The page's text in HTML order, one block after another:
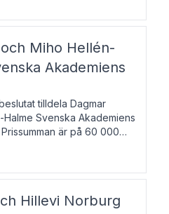
många år bosat
Miho Hellén-
Akademiens
tilldela Dagmar
Svenska Akademiens
är på 60 000
född 1951, översätter
till tjeckiska
Hillevi Norburg